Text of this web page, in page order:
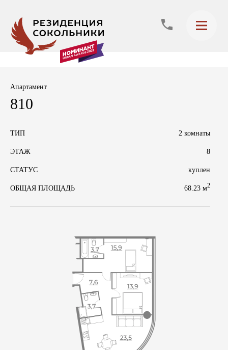
Апартамент
810
ТИП 2 комнаты
ЭТАЖ 8
СТАТУС куплен
ОБЩАЯ ПЛОЩАДЬ 68.23 м2